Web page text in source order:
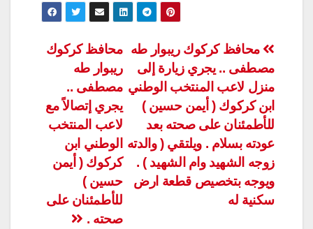
تصفّح
المقالات
محافظ كركوك
ريبوار طه
مصطفى ..
يجري إتصالاً مع
لاعب المنتخب
الوطني ابن
كركوك ( أيمن
حسين )
للأطمئنان على
صحته .
محافظ كركوك ريبوار طه
مصطفى .. يجري زيارة إلى
منزل لاعب المنتخب الوطني
ابن كركوك ( أيمن حسين )
للأطمئنان على صحته بعد
عودته بسلام . ويلتقي ( والدته
زوجه الشهيد وام الشهيد ) .
ويوجه بتخصيص قطعة ارض
سكنية له